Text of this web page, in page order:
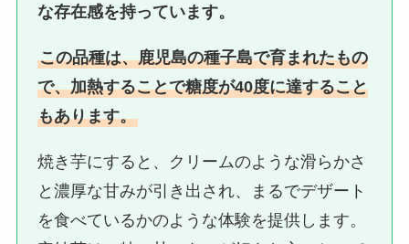
な存在感を持っています。
この品種は、鹿児島の種子島で育まれたもの
で、加熱することで糖度が40度に達すること
もあります。
焼き芋にすると、クリームのような滑らかさ
と濃厚な甘みが引き出され、まるでデザート
を食べているかのような体験を提供します。